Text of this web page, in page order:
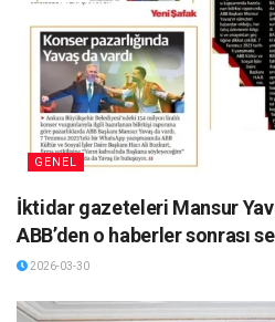
GENEL
İktidar gazeteleri Mansur
ABB’den o haberler sonrası
2026-03-30